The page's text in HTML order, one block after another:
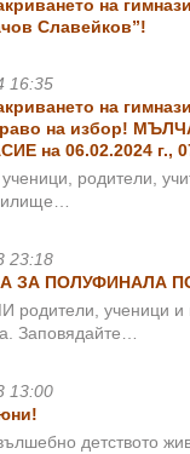
на
Славейков”!
16:35
на
на избор!
на 06.02.2024 г.,
родители,
23:18
ЗА ПОЛУФИНАЛА
ученици и
Заповядайте…
13:00
детството